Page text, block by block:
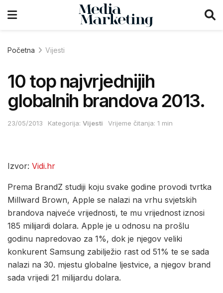
Početna Vijesti
10 top najvrjednijih
globalnih brandova 2013.
23/05/2013 Kategorija: Vijesti Vrijeme čitanja: 1 min
Izvor: Vidi.hr
Prema BrandZ studiji koju svake godine provodi tvrtka
Millward Brown, Apple se nalazi na vrhu svjetskih
brandova najveće vrijednosti, te mu vrijednost iznosi
185 milijardi dolara. Apple je u odnosu na prošlu
godinu napredovao za 1%, dok je njegov veliki
konkurent Samsung zabilježio rast od 51% te se sada
nalazi na 30. mjestu globalne ljestvice, a njegov brand
sada vrijedi 21 milijardu dolara.